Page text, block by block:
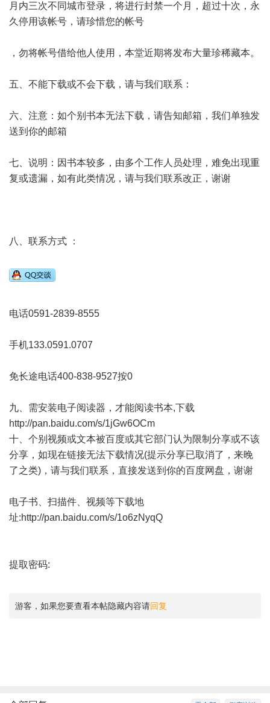
月内三次不同城市登录，将进行封禁一个月，超过十次，永
久停用该帐号，请珍惜您的帐号
，勿将帐号借给他人使用，本堂近期将发布大量珍稀藏本。
五、不能下载或不会下载，请与我们联系：
六、注意：如个别书本无法下载，请告知邮箱，我们单独发
送到你的邮箱
七、说明：因书本较多，由多个工作人员处理，难免出现重
复或遗漏，如有此类情况，请与我们联系改正，谢谢
八、联系方式 ：
电话0591-2839-8555
手机133.0591.0707
免长途电话400-838-9527按0
九、需安装电子阅读器，才能阅读书本,下载
http://pan.baidu.com/s/1jGw6OCm
十、个别视频或文本被百度或其它部门认为限制分享或不该
分享，如现在链接无法下载情况(提示分享已取消了，来晚
了之类)，请与我们联系，直接发送到你的百度网盘，谢谢
电子书、扫描件、视频等下载地
址:http://pan.baidu.com/s/1o6zNyqQ
提取密码:
游客，如果您要查看本帖隐藏内容请回复